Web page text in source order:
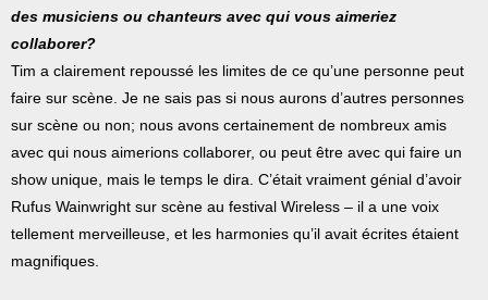
des musiciens ou chanteurs avec qui vous aimeriez
collaborer?
Tim a clairement repoussé les limites de ce qu’une personne peut
faire sur scène. Je ne sais pas si nous aurons d’autres personnes
sur scène ou non; nous avons certainement de nombreux amis
avec qui nous aimerions collaborer, ou peut être avec qui faire un
show unique, mais le temps le dira. C’était vraiment génial d’avoir
Rufus Wainwright sur scène au festival Wireless – il a une voix
tellement merveilleuse, et les harmonies qu’il avait écrites étaient
magnifiques.